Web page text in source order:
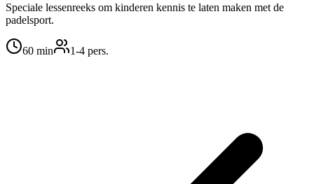
Speciale lessenreeks om kinderen kennis te laten maken met de
padelsport.
60 min 1-4 pers.